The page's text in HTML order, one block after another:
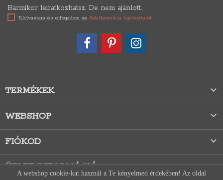
Bármikor leiratkozhatsz. De nem ajánlott.
Elolvastam és elfogadom az Adatkezelési tájékoztatót
TERMÉKEK 
WEBSHOP 
FIÓKOD 
ÜZLET INFORMÁCIÓ
A webshop cookie-kat használ a Te kényelmed érdekében! Az oldal